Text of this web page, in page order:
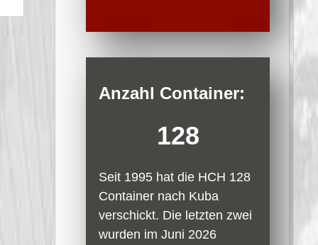
Anzahl Container:
128
Seit 1995 hat die HCH 128
Container nach Kuba
verschickt. Die letzten zwei
wurden im Juni 2026